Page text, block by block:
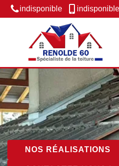
indisponible indisponible
NOS RÉALISATIONS